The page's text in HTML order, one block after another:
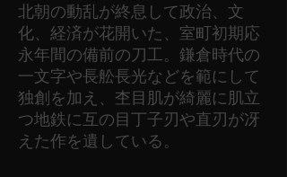
北朝の動乱が終息して政治、文
化、経済が花開いた、室町初期応
永年間の備前の刀工。鎌倉時代の
一文字や長舩長光などを範にして
独創を加え、杢目肌が綺麗に肌立
つ地鉄に互の目丁子刃や直刃が冴
えた作を遺している。